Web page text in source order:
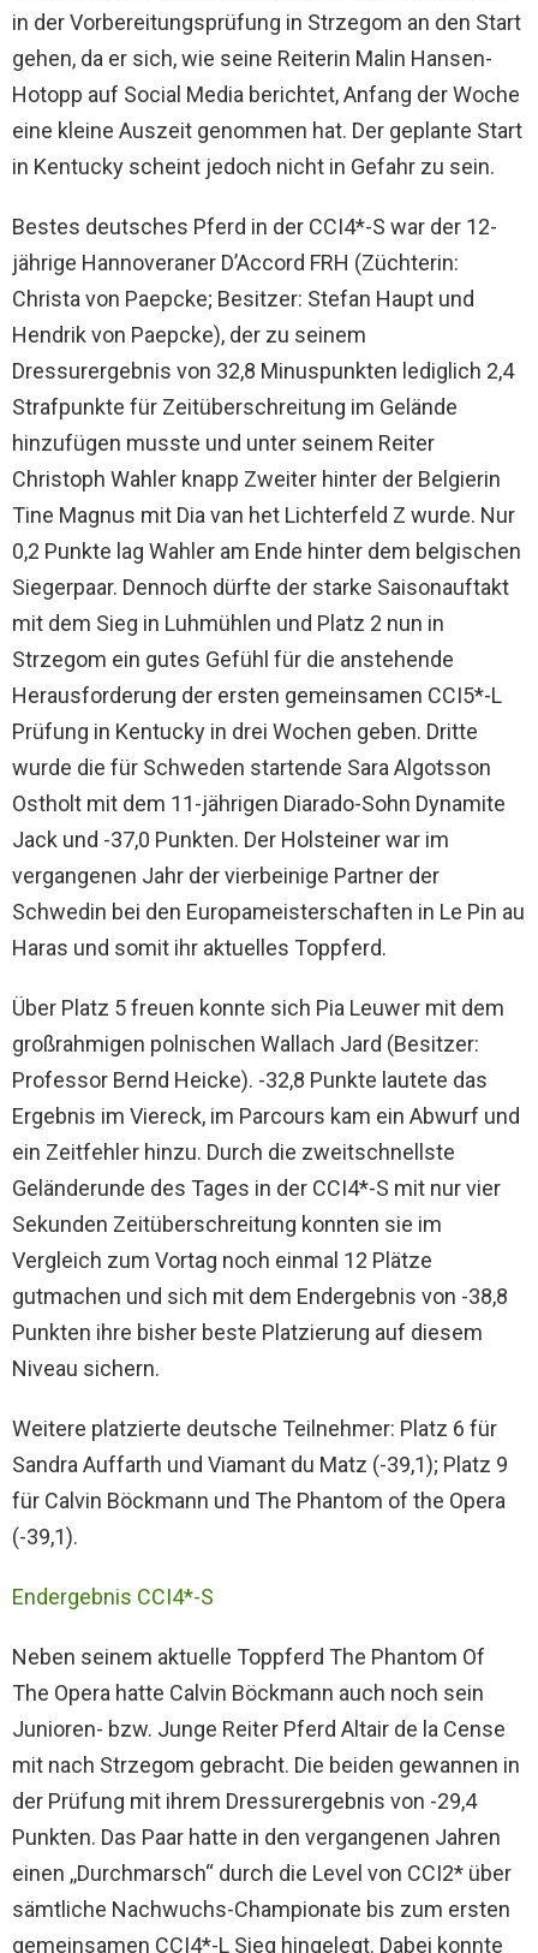
in der Vorbereitungsprüfung in Strzegom an den Start
gehen, da er sich, wie seine Reiterin Malin Hansen-
Hotopp auf Social Media berichtet, Anfang der Woche
eine kleine Auszeit genommen hat. Der geplante Start
in Kentucky scheint jedoch nicht in Gefahr zu sein.
Bestes deutsches Pferd in der CCI4*-S war der 12-
jährige Hannoveraner D’Accord FRH (Züchterin:
Christa von Paepcke; Besitzer: Stefan Haupt und
Hendrik von Paepcke), der zu seinem
Dressurergebnis von 32,8 Minuspunkten lediglich 2,4
Strafpunkte für Zeitüberschreitung im Gelände
hinzufügen musste und unter seinem Reiter
Christoph Wahler knapp Zweiter hinter der Belgierin
Tine Magnus mit Dia van het Lichterfeld Z wurde. Nur
0,2 Punkte lag Wahler am Ende hinter dem belgischen
Siegerpaar. Dennoch dürfte der starke Saisonauftakt
mit dem Sieg in Luhmühlen und Platz 2 nun in
Strzegom ein gutes Gefühl für die anstehende
Herausforderung der ersten gemeinsamen CCI5*-L
Prüfung in Kentucky in drei Wochen geben. Dritte
wurde die für Schweden startende Sara Algotsson
Ostholt mit dem 11-jährigen Diarado-Sohn Dynamite
Jack und -37,0 Punkten. Der Holsteiner war im
vergangenen Jahr der vierbeinige Partner der
Schwedin bei den Europameisterschaften in Le Pin au
Haras und somit ihr aktuelles Toppferd.
Über Platz 5 freuen konnte sich Pia Leuwer mit dem
großrahmigen polnischen Wallach Jard (Besitzer:
Professor Bernd Heicke). -32,8 Punkte lautete das
Ergebnis im Viereck, im Parcours kam ein Abwurf und
ein Zeitfehler hinzu. Durch die zweitschnellste
Geländerunde des Tages in der CCI4*-S mit nur vier
Sekunden Zeitüberschreitung konnten sie im
Vergleich zum Vortag noch einmal 12 Plätze
gutmachen und sich mit dem Endergebnis von -38,8
Punkten ihre bisher beste Platzierung auf diesem
Niveau sichern.
Weitere platzierte deutsche Teilnehmer: Platz 6 für
Sandra Auffarth und Viamant du Matz (-39,1); Platz 9
für Calvin Böckmann und The Phantom of the Opera
(-39,1).
Endergebnis CCI4*-S
Neben seinem aktuelle Toppferd The Phantom Of
The Opera hatte Calvin Böckmann auch noch sein
Junioren- bzw. Junge Reiter Pferd Altair de la Cense
mit nach Strzegom gebracht. Die beiden gewannen in
der Prüfung mit ihrem Dressurergebnis von -29,4
Punkten. Das Paar hatte in den vergangenen Jahren
einen ,,Durchmarsch“ durch die Level von CCI2* über
sämtliche Nachwuchs-Championate bis zum ersten
gemeinsamen CCI4*-L Sieg hingelegt. Dabei konnte